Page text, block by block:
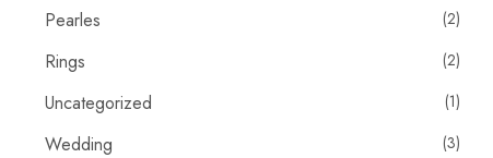
Pearles (2)
Rings (2)
Uncategorized (1)
Wedding (3)